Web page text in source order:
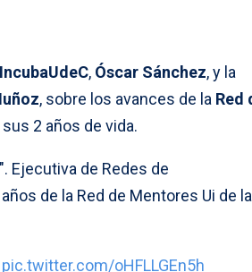
, Óscar Sánchez, y la
, sobre los avances de la Red
sus 2 años de vida.
Ejecutiva de Redes de
de la Red de Mentores Ui de la
pic.twitter.com/oHFLLGEn5h